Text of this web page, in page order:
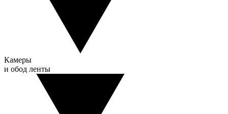
Камеры
и обод ленты